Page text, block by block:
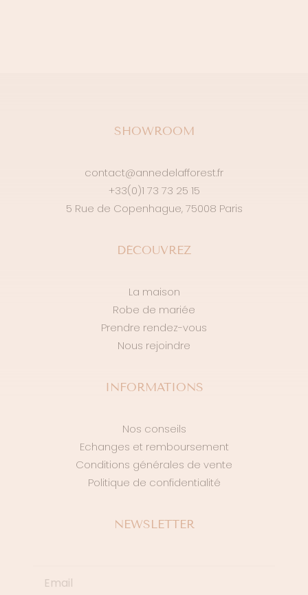
SHOWROOM
contact@annedelafforest.fr
+33(0)1 73 73 25 15
5 Rue de Copenhague, 75008 Paris
DÉCOUVREZ
La maison
Robe de mariée
Prendre rendez-vous
Nous rejoindre
INFORMATIONS
Nos conseils
Echanges et remboursement
Conditions générales de vente
Politique de confidentialité
NEWSLETTER